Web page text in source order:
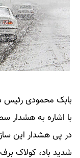
بابک محمودی رئیس
با اشاره به هشدار
در پی هشدار این